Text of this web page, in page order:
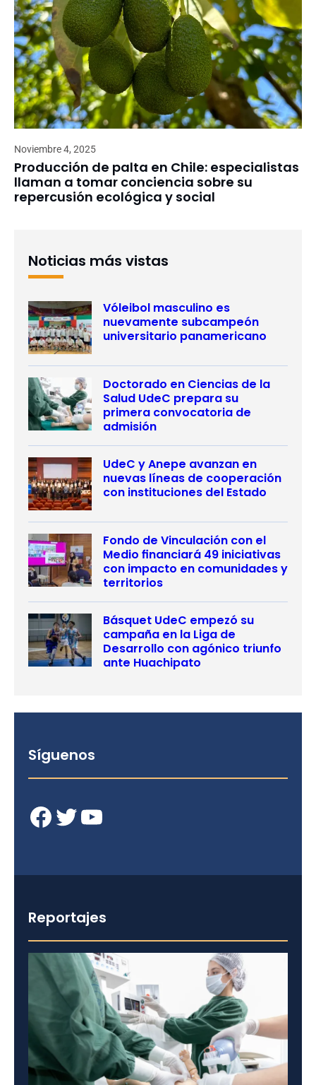
Noviembre 4, 2025
Producción de palta en Chile: especialistas
llaman a tomar conciencia sobre su
repercusión ecológica y social
Noticias más vistas
Vóleibol masculino es
nuevamente subcampeón
universitario panamericano
Doctorado en Ciencias de la
Salud UdeC prepara su
primera convocatoria de
admisión
UdeC y Anepe avanzan en
nuevas líneas de cooperación
con instituciones del Estado
Fondo de Vinculación con el
Medio financiará 49 iniciativas
con impacto en comunidades y
territorios
Básquet UdeC empezó su
campaña en la Liga de
Desarrollo con agónico triunfo
ante Huachipato
Síguenos
Facebook Twitter YouTube
Reportajes